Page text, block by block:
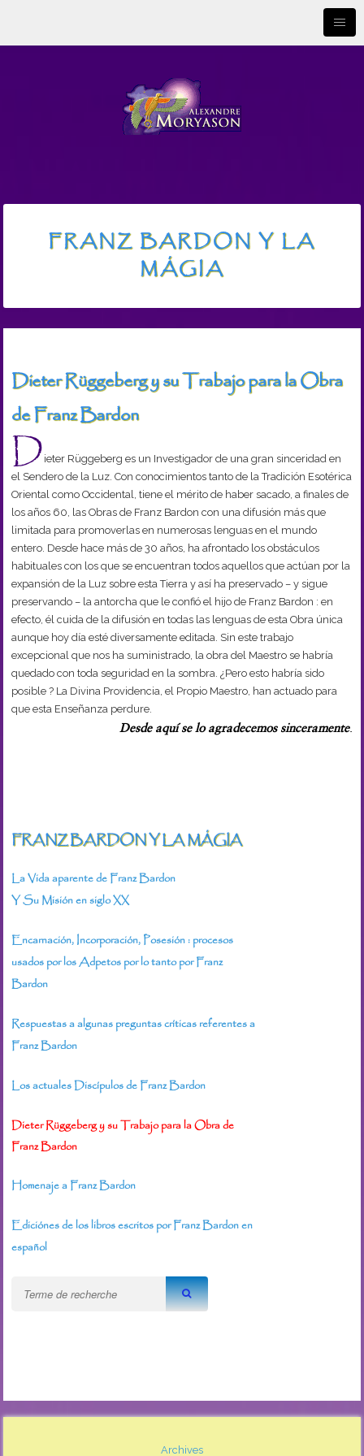
FRANZ BARDON Y LA
MÁGIA
Dieter Rüggeberg y su Trabajo para la Obra
de Franz Bardon
D ieter Rüggeberg es un Investigador de una gran sinceridad en
el Sendero de la Luz. Con conocimientos tanto de la Tradición Esotérica
Oriental como Occidental, tiene el mérito de haber sacado, a finales de
los años 60, las Obras de Franz Bardon con una difusión más que
limitada para promoverlas en numerosas lenguas en el mundo
entero. Desde hace más de 30 años, ha afrontado los obstáculos
habituales con los que se encuentran todos aquellos que actúan por la
expansión de la Luz sobre esta Tierra y así ha preservado – y sigue
preservando – la antorcha que le confió el hijo de Franz Bardon : en
efecto, él cuida de la difusión en todas las lenguas de esta Obra única
aunque hoy día esté diversamente editada. Sin este trabajo
excepcional que nos ha suministrado, la obra del Maestro se habría
quedado con toda seguridad en la sombra. ¿Pero esto habría sido
posible ? La Divina Providencia, el Propio Maestro, han actuado para
que esta Enseñanza perdure.
Desde aquí se lo agradecemos sinceramente.
FRANZ BARDON Y LA MÁGIA
La Vida aparente de Franz Bardon
Y Su Misión en siglo XX
Encarnación, Incorporación, Posesión : procesos
usados por los Adpetos por lo tanto por Franz
Bardon
Respuestas a algunas preguntas críticas referentes a
Franz Bardon
Los actuales Discípulos de Franz Bardon
Dieter Rüggeberg y su Trabajo para la Obra de
Franz Bardon
Homenaje a Franz Bardon
Ediciónes de los libros escritos por Franz Bardon en
español
Archives